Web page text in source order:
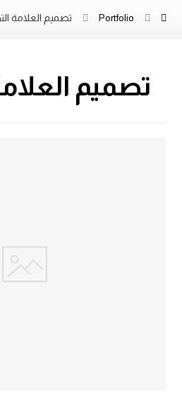
Portfolio تصميم العلامة
تصميم